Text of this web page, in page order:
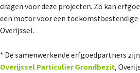
dragen voor deze projecten. Zo kan
een motor voor een
Overijssel.
* De samenwerkende erfgoedpartners
Overijssel Particulier Grondbezit,